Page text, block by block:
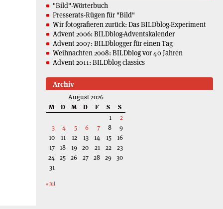
"Bild"-Wörterbuch
Presserats-Rügen für "Bild"
Wir fotografieren zurück: Das BILDblog-Experiment
Advent 2006: BILDblog-Adventskalender
Advent 2007: BILDblogger für einen Tag
Weihnachten 2008: BILDblog vor 40 Jahren
Advent 2011: BILDblog classics
Archiv
August 2026
M
D M D F S
S
1
2
3
4 5 6 7 8
9
10
11 12 13 14 15
16
17 18 19 20 21 22
23
24 25 26 27 28 29 30
31
« Jul